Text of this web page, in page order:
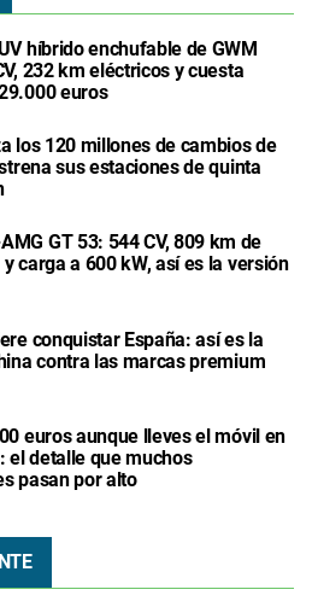
híbrido enchufable de GWM
232 km eléctricos y cuesta
euros
los 120 millones de cambios de
sus estaciones de quinta
GT 53: 544 CV, 809 km de
carga a 600 kW, así es la versión
conquistar España: así es la
contra las marcas premium
euros aunque lleves el móvil en
el detalle que muchos
pasan por alto